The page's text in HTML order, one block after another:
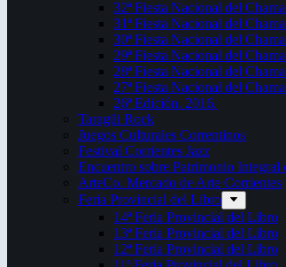
32ª Fiesta Nacional del
31ª Fiesta Nacional del
30ª Fiesta Nacional del
29ª Fiesta Nacional del
28ª Fiesta Nacional del
27ª Fiesta Nacional del
26ª Edición. 2016.
Taragüi Rock
Juegos Culturales Correntinos
Festival Corrientes Jazz
Encuentro sobre Patrimonio Integral
ArteCo. Mercado de Arte Corrientes
Feria Provincial del Libro
14ª Feria Provincial del Libro
13ª Feria Provincial del Libro
12ª Feria Provincial del Libro